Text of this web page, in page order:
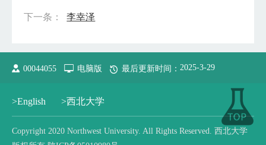
下一条： 李幸泽
00044055 电脑版 最后更新时间： 2025-3-29
>English >西北大学
Copyright 2020 Northwest University. All Rights Reserved. 西北大学